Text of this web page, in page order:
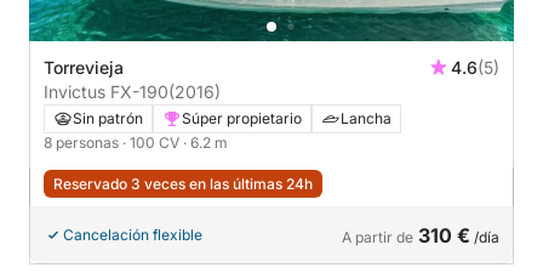
Torrevieja 4.6(5)
Invictus FX-190(2016)
Sin patrón Súper propietario
Lancha
8 personas · 100 CV · 6.2 m
Reservado 3 veces en las últimas 24h
Cancelación flexible A partir de 310 € /día